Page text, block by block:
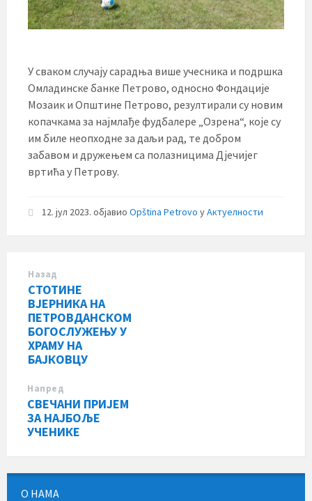
У сваком случају сарадња више учесника и подршка
Омладинске банке Петрово, односно Фондације
Мозаик и Општине Петрово, резултирали су новим
копачкама за најмлађе фудбалере „Озрена“, које су
им биле неопходне за даљи рад, те добром
забавом и дружењем са полазницима Дјечијег
вртића у Петрову.
12. јул 2023. објавио Opština Petrovo уАктуелности
Назад
СТОТИНЕ
ВЈЕРНИКА НА
ПЕТРОВДАНСКОМ
БОГОСЛУЖЕЊУ У
ХРАМУ НА
БАЈКОВЦУ
Напред
СВЕЧАНИ ПРИЈЕМ
ЗА НАЈБОЉЕ
УЧЕНИКЕ
О НАМА